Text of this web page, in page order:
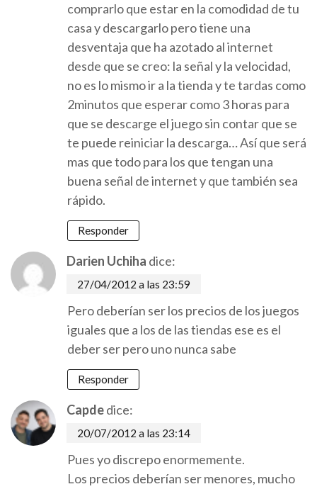
comprarlo que estar en la comodidad de tu
casa y descargarlo pero tiene una
desventaja que ha azotado al internet
desde que se creo: la señal y la velocidad,
no es lo mismo ir a la tienda y te tardas como
2minutos que esperar como 3 horas para
que se descarge el juego sin contar que se
te puede reiniciar la descarga… Así que será
mas que todo para los que tengan una
buena señal de internet y que también sea
rápido.
Responder
Darien Uchiha dice:
27/04/2012 a las 23:59
Pero deberían ser los precios de los juegos
iguales que a los de las tiendas ese es el
deber ser pero uno nunca sabe
Responder
Capdedice:
20/07/2012 a las 23:14
Pues yo discrepo enormemente.
Los precios deberían ser menores, mucho